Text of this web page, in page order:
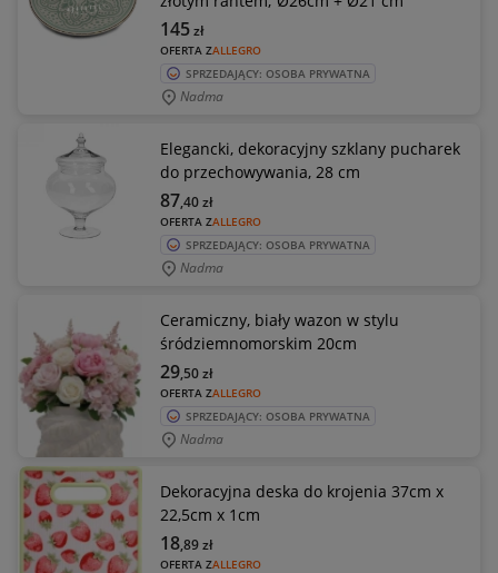
OFERTA ZALLEGRO
145zł
SPRZEDAJĄCY: OSOBA PRYWATNA
Nadma
Elegancki, dekoracyjny szklany pucharek
do przechowywania, 28 cm
OFERTA ZALLEGRO
87,40zł
SPRZEDAJĄCY: OSOBA PRYWATNA
Nadma
Ceramiczny, biały wazon w stylu
śródziemnomorskim 20cm
OFERTA ZALLEGRO
29,50zł
SPRZEDAJĄCY: OSOBA PRYWATNA
Nadma
Dekoracyjna deska do krojenia 37cm x
22,5cm x 1cm
OFERTA ZALLEGRO
18,89zł